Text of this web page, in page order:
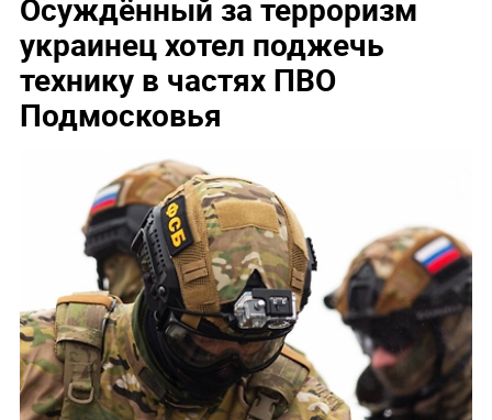
Осуждённый за терроризм
украинец хотел поджечь
технику в частях ПВО
Подмосковья